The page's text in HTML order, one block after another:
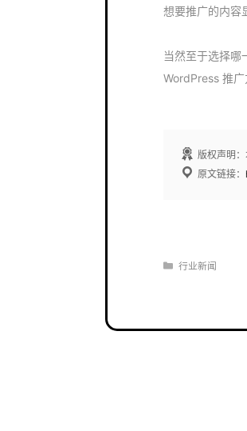
想要推广的内容
当然至于选择哪
WordPress 推广
版权声明
原文链接：
分
行业新闻